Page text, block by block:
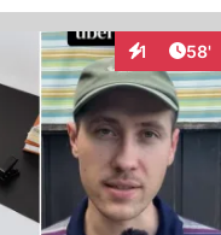
1 58'